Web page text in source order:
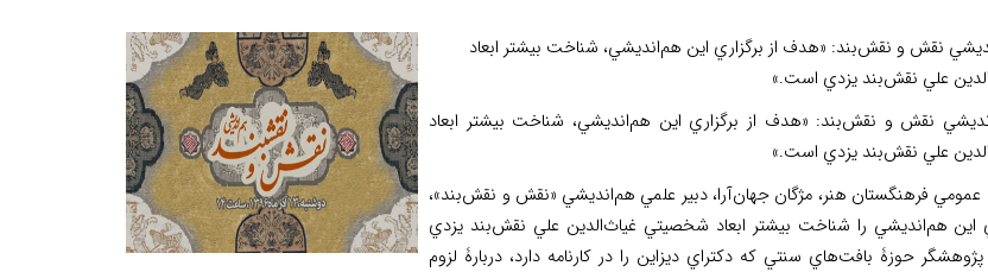
نقش ‌و نقش‌بند: «هدف از برگزاري اين هم‌انديشي، شناخت بيشتر ابعاد
علي نقش‌بند يزدي است.»
نقش ‌و نقش‌بند: «هدف از برگزاري اين هم‌انديشي، شناخت بيشتر ابعاد
علي نقش‌بند يزدي است.»
عمومي فرهنگستان هنر، مژگان جهان‌آرا، دبير علمي هم‌انديشي «نقش ‌و نقش‌بند»،
اين هم‌انديشي را شناخت بيشتر ابعاد شخصيتي غياث‌الدين علي نقش‌بند يزدي
حوزۀ بافت‌هاي سنتي كه دكتراي ديزاين را در كارنامه دارد، دربارۀ لزوم